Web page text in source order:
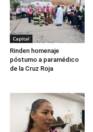
Capital
Rinden homenaje
póstumo a paramédico
de la Cruz Roja